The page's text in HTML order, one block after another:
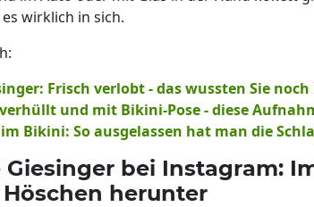
wirklich in sich.
Frisch verlobt - das wussten Sie
und mit Bikini-Pose - diese
Bikini: So ausgelassen hat man die
Giesinger bei Instagram:
herunter